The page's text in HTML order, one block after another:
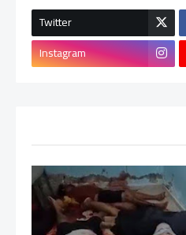
Twitter
Instagram